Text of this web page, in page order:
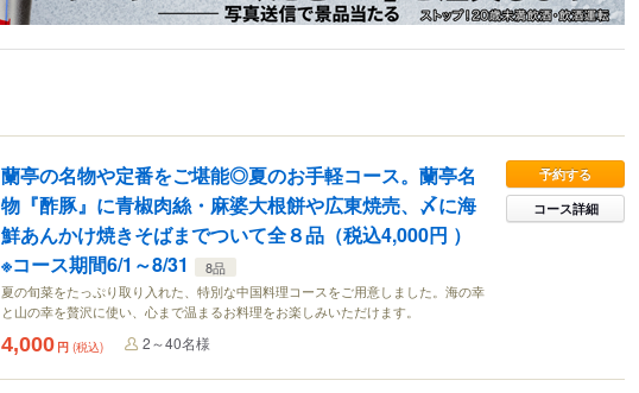
蘭亭の名物や定番をご堪能◎夏のお手軽コース。蘭亭名
物『酢豚』に青椒肉絲・麻婆大根餅や広東焼売、〆に海
鮮あんかけ焼きそばまでついて全８品（税込4,000円 ）
※コース期間6/1～8/31
8品
夏の旬菜をたっぷり取り入れた、特別な中国料理コースをご用意しました。海の幸
と山の幸を贅沢に使い、心まで温まるお料理をお楽しみいただけます。
予約する
コース詳細
4,000 円 (税込) 2～40名様